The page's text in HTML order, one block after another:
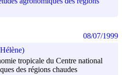
tropicale du Centre national
des régions chaudes
08/07/1999